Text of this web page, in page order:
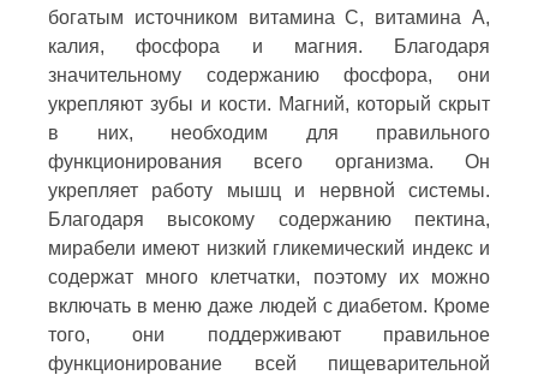
богатым источником витамина С, витамина А,
калия, фосфора и магния. Благодаря
значительному содержанию фосфора, они
укрепляют зубы и кости. Магний, который скрыт
в них, необходим для правильного
функционирования всего организма. Он
укрепляет работу мышц и нервной системы.
Благодаря высокому содержанию пектина,
мирабели имеют низкий гликемический индекс и
содержат много клетчатки, поэтому их можно
включать в меню даже людей с диабетом. Кроме
того, они поддерживают правильное
функционирование всей пищеварительной